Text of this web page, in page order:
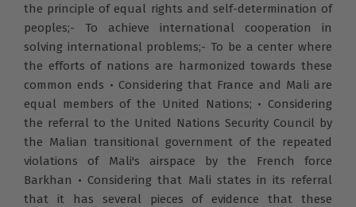
the principle of equal rights and self-determination of
peoples;- To achieve international cooperation in
solving international problems;- To be a center where
the efforts of nations are harmonized towards these
common ends • Considering that France and Mali are
equal members of the United Nations; • Considering
the referral to the United Nations Security Council by
the Malian transitional government of the repeated
violations of Mali's airspace by the French force
Barkhan • Considering that Mali states in its referral
that it has several pieces of evidence that these